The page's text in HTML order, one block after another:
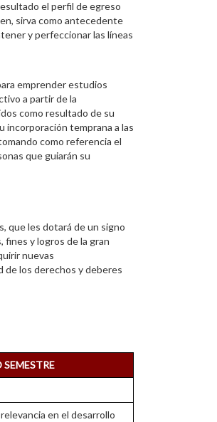
el perfil de egreso
sirva como antecedente
y perfeccionar las líneas
emprender estudios
a partir de la
como resultado de su
incorporación temprana a las
como referencia el
que guiarán su
que les dotará de un signo
y logros de la gran
nuevas
de los derechos y deberes
SEMESTRE
en el desarrollo